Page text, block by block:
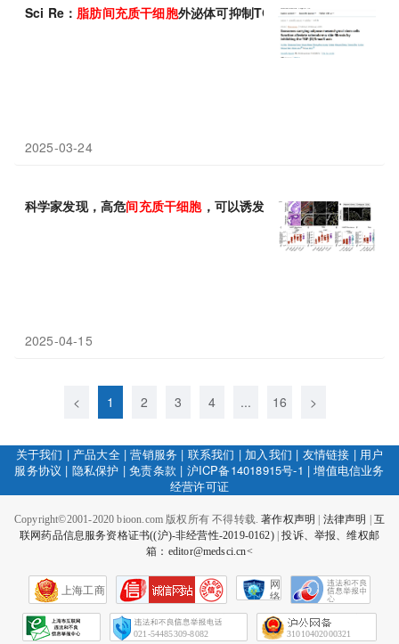
Sci Re： 脂肪间充质干细胞外泌体可抑制TGF-β1/Smad3轴，缓
2025-03-24
科学家发现，高危间充质干细胞，可以诱发卵巢癌发生，对检测和
2025-04-15
< 1 2 3 4 ... 16 >
关于我们 | 产品大全|营销服务 | 联系我们 | 加入我们 | 友情链接 | 用户
服务协议 | 隐私保护 |免责条款 | 沪ICP备14018915号-1 |增值电信业务
经营许可证
Copyright©2001-2020 bioon.com 版权所有 不得转载.著作权声明 法律声明
互
联网药品信息服务资格证书((沪)-非经营性-2019-0162)|投诉、举报、维权邮
箱：editor@medsci.cn<
上海工商
网
络
会
征
021-54485309-8082 31010402000321